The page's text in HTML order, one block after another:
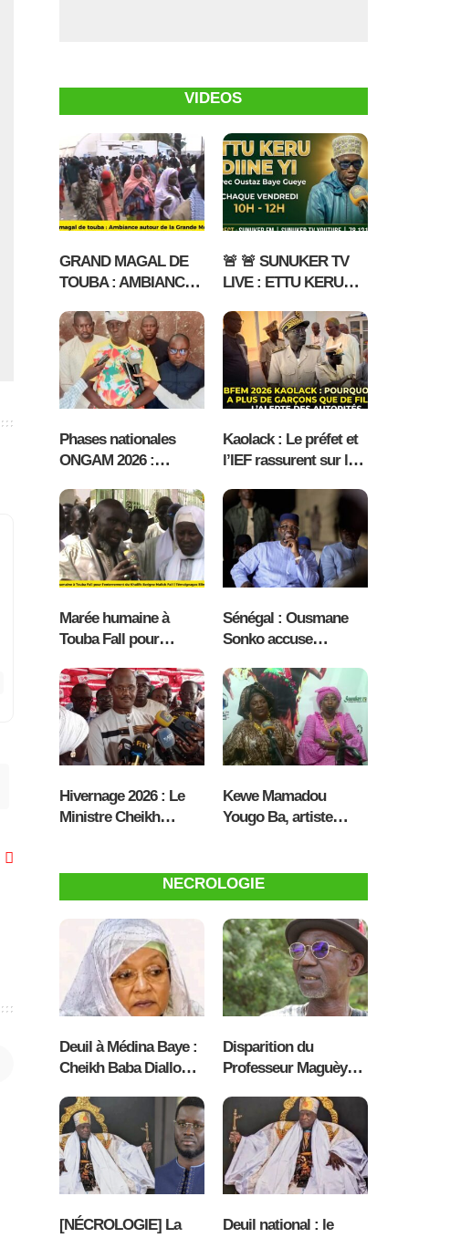
VIDEOS
GRAND MAGAL DE
TOUBA : AMBIANCE
GRANDE MOSQUEE
🚨 🚨 SUNUKER TV
LIVE : ETTU KERU
2026 AVEC OUSTAZ
BAYE GUEYE
Phases nationales
ONGAM 2026 :
défi logistique (CRD)
Kaolack : Le préfet et
l’IEF rassurent sur le
examens et appellent
à renforcer la
scolarisation des
garçons ( vidéo )
Marée humaine à
Touba Fall pour
Khalife Serigne Malick
Fall | Témoignages (
vidéo )
Sénégal : Ousmane
Sonko accuse
Faye de faire pression
sur des responsables
de Pastef, la crise
politique s’accentue
Hivernage 2026 : Le
Ministre Cheikh
intrants à Kaolack
Kewe Mamadou
Yougo Ba, artiste
Fulbe sur Radio
Sunuker FM [ VIDEO ]
NECROLOGIE
Deuil à Médina Baye :
Cheikh Baba Diallo
de Seyda Fatoumata
Hassan Dème
Disparition du
Professeur Maguèye
pleure une grande
figure de sa culture et
de l’UCAD
[NÉCROLOGIE] La
Deuil national : le